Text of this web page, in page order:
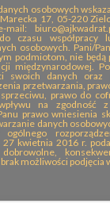
osobowych
Marecka 17, 05-220
czasu współpracy
osobowych. Pani/
podmiotom, nie będą
międzynarodowej.
swoich danych oraz
przetwarzania,
prawo do
na zgodność
prawo wniesienia
danych
ogólnego
kwietnia 2016 r.
możliwości podjęcia